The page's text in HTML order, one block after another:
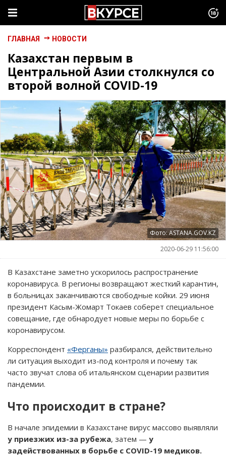
ГЛАВНАЯ НОВОСТИ
Казахстан первым в
Центральной Азии столкнулся со
второй волной COVID-19
Фото: ASTANA.GOV.KZ
2020-06-29 11:56:00
В Казахстане заметно ускорилось распространение
коронавируса. В регионы возвращают жесткий карантин,
в больницах заканчиваются свободные койки. 29 июня
президент Касым-Жомарт Токаев соберет специальное
совещание, где обнародует новые меры по борьбе с
коронавирусом.
Корреспондент «Ферганы» разбирался, действительно
ли ситуация выходит из-под контроля и почему так
часто звучат слова об итальянском сценарии развития
пандемии.
Что происходит в стране?
В начале эпидемии в Казахстане вирус массово выявляли
у приезжих из-за рубежа, затем — у
задействованных в борьбе с COVID-19 медиков.